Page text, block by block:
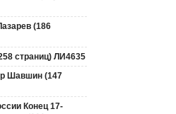
(186
страниц) ЛИ4635
Шавшин (147
Конец 17-